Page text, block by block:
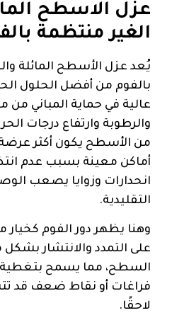
عزل الاسطح
الغير منتظمة
يُعد عزل الأسطح المائلة
بالفوم من أفضل الحلول
عالية في حماية المباني
والرطوبة وارتفاع درجات
من الأسطح يكون أكثر عرضة
أماكن معينة بسبب عدم
انحدارات وزوايا يصعب
التقليدية.
وهنا يظهر دور الفوم كخيار
على التمدد والانتشار
السطح، مما يسمح بتغطية
فراغات أو نقاط ضعف قد
لاحقًا.